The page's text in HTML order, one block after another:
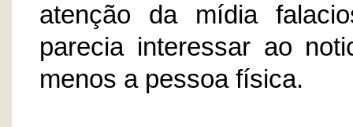
atenção da mídia
parecia interessar ao
menos a pessoa física.